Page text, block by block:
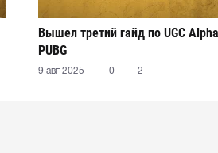
Вышел третий гайд по UGC
PUBG
9 авг 2025 0 2